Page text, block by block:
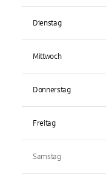
Dienstag
Mittwoch
Donnerstag
Freitag
Samstag